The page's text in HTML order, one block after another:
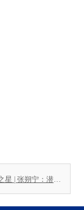
下一篇：地空之星 | 张朔宁：潜心修炼，充满希望和乐观